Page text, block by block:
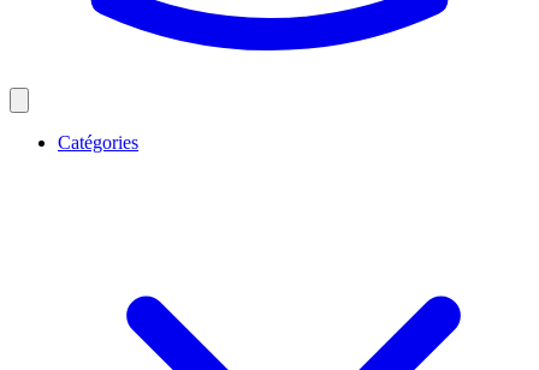
Catégories